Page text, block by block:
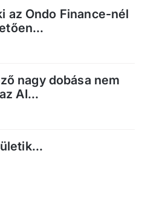
az Ondo Finance-nél
nagy dobása nem
AI...